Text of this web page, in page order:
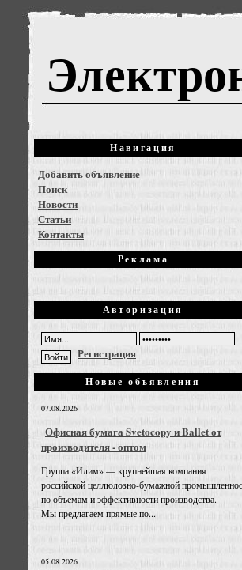
Навигация
Добавить объявление
Поиск
Новости
Статьи
Контакты
Реклама
Авторизация
Регистрация
Новые объявления
07.08.2026
Офисная бумага Svetocopy и Ballet от
производителя - оптом
Группа «Илим» — крупнейшая компания
российской целлюлозно-бумажной
по объемам и эффективности производства.
Мы предлагаем прямые по...
05.08.2026